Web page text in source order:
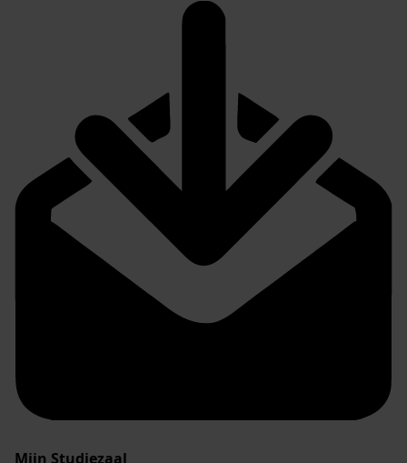
Mijn Studiezaal